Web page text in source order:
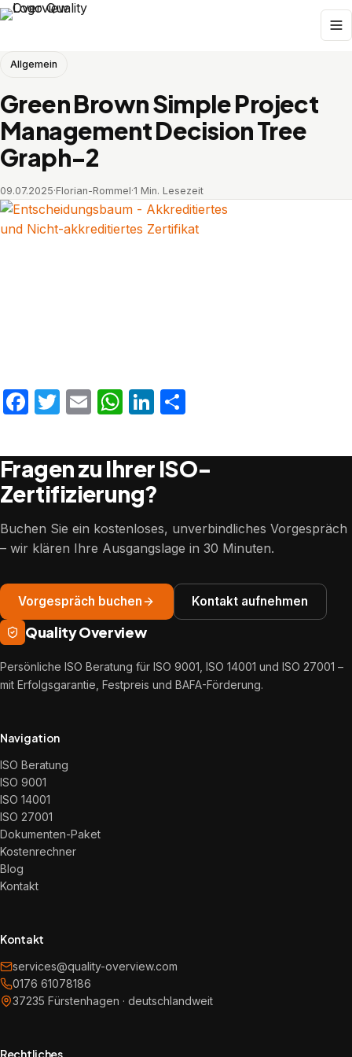
Allgemein
Green Brown Simple Project
Management Decision Tree
Graph-2
09.07.2025·Florian-Rommel·1 Min. Lesezeit
Facebook
Twitter
EmailWhatsApp
LinkedIn
Fragen zu Ihrer ISO-
Zertifizierung?
Buchen Sie ein kostenloses, unverbindliches Vorgespräch
– wir klären Ihre Ausgangslage in 30 Minuten.
Vorgespräch buchen Kontakt aufnehmen
Quality Overview
Persönliche ISO Beratung für ISO 9001, ISO 14001 und ISO 27001 –
mit Erfolgsgarantie, Festpreis und BAFA-Förderung.
Navigation
ISO Beratung
ISO 9001
ISO 14001
ISO 27001
Dokumenten-Paket
Kostenrechner
Blog
Kontakt
Kontakt
services@quality-overview.com
0176 61078186
37235 Fürstenhagen · deutschlandweit
Rechtliches